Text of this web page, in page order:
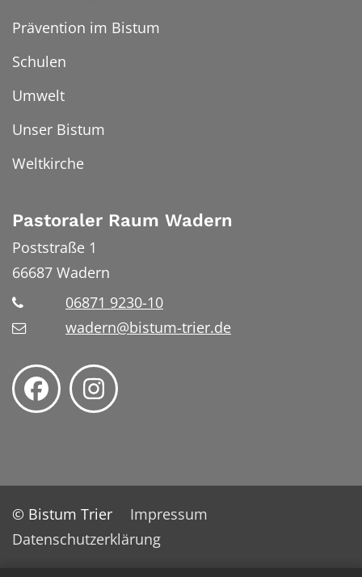
Prävention im Bistum
Schulen
Umwelt
Unser Bistum
Weltkirche
Pastoraler Raum Wadern
Poststraße 1
66687 Wadern
06871 9230-10
wadern@bistum-trier.de
© Bistum Trier
Impressum
Datenschutzerklärung